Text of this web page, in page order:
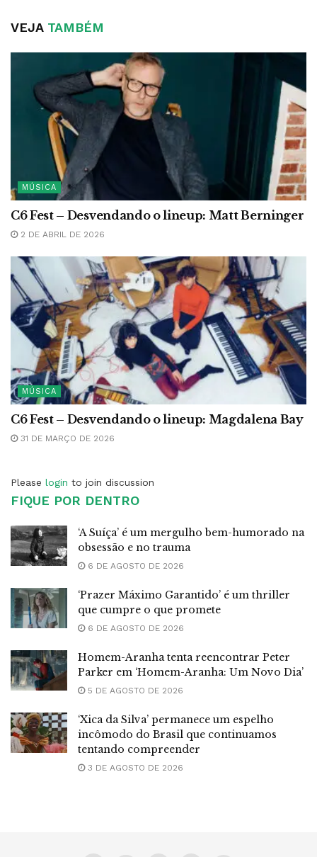
VEJATAMBÉM
MÚSICA
C6 Fest – Desvendando o lineup: Matt Berninger
2 DE ABRIL DE 2026
MÚSICA
C6 Fest – Desvendando o lineup: Magdalena Bay
31 DE MARÇO DE 2026
Please login to join discussion
FIQUE POR DENTRO
‘A Suíça’ é um mergulho bem-humorado na
obsessão e no trauma
6 DE AGOSTO DE 2026
‘Prazer Máximo Garantido’ é um thriller
que cumpre o que promete
6 DE AGOSTO DE 2026
Homem-Aranha tenta reencontrar Peter
Parker em ‘Homem-Aranha: Um Novo Dia’
5 DE AGOSTO DE 2026
‘Xica da Silva’ permanece um espelho
incômodo do Brasil que continuamos
tentando compreender
3 DE AGOSTO DE 2026